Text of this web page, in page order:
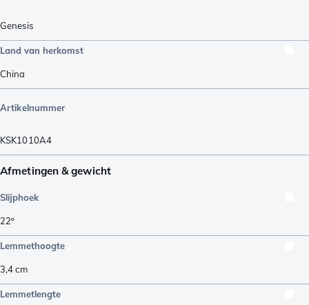
Genesis
Land van herkomst
China
Artikelnummer
KSK1010A4
Afmetingen & gewicht
Slijphoek
22º
Lemmethoogte
3,4cm
Lemmetlengte